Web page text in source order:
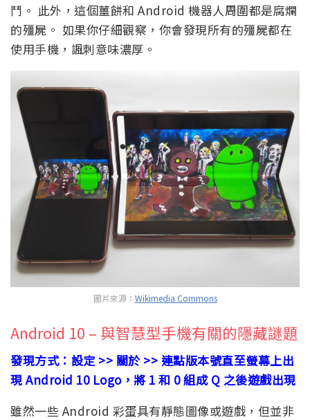
鬥。 此外，這個薑餅和 Android 機器人周圍都是腐爛
的殭屍。 如果你仔細觀察，你會發現所有的殭屍都在
使用手機，諷刺意味濃厚。
圖片來源： Wikimedia Commons
Android 10 – 與智慧型手機有關的隱藏謎題
發現方式：設定 >> 關於 >> 連點版本號直至螢幕上出
現 Android 10 Logo，將 1 和 0 組成 Q 之後遊戲出現
雖然一些 Android 彩蛋具有靜態圖像或遊戲，但並非